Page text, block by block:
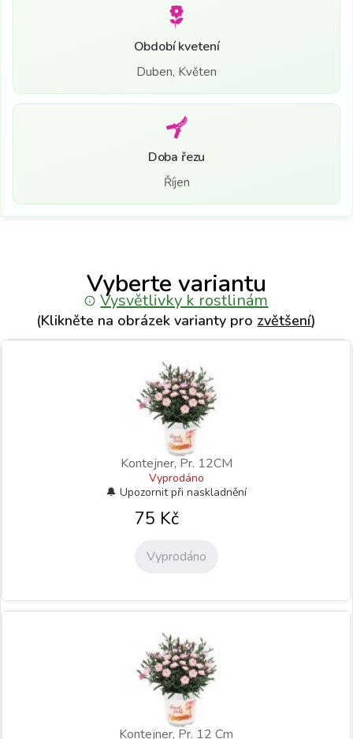
Období kvetení
Duben, Květen
Doba řezu
Říjen
Vyberte variantu
Vysvětlivky k rostlinám
(Klikněte na obrázek varianty pro zvětšení)
Kontejner, Pr. 12CM
Vyprodáno
75 Kč
Vyprodáno
Kontejner, Pr. 12 Cm